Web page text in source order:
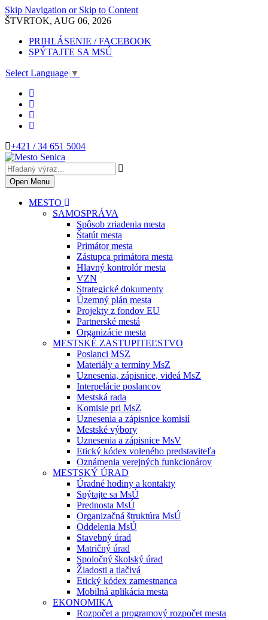
Skip Navigation or Skip to Content
ŠTVRTOK, AUG 06, 2026
PRIHLÁSENIE / FACEBOOK
SPÝTAJTE SA MSÚ
Select Language ▼
+421 / 34 651 5004
Open Menu
MESTO
SAMOSPRÁVA
Spôsob zriadenia mesta
Štatút mesta
Primátor mesta
Zástupca primátora mesta
Hlavný kontrolór mesta
VZN
Strategické dokumenty
Územný plán mesta
Projekty z fondov EU
Partnerské mestá
Organizácie mesta
MESTSKÉ ZASTUPITEĽSTVO
Poslanci MSZ
Materiály a termíny MsZ
Uznesenia, zápisnice, videá MsZ
Interpelácie poslancov
Mestská rada
Komisie pri MsZ
Uznesenia a zápisnice komisií
Mestské výbory
Uznesenia a zápisnice MsV
Etický kódex voleného predstaviteľa
Oznámenia verejných funkcionárov
MESTSKÝ ÚRAD
Úradné hodiny a kontakty
Spýtajte sa MsÚ
Prednosta MsÚ
Organizačná štruktúra MsÚ
Oddelenia MsÚ
Stavebný úrad
Matričný úrad
Spoločný školský úrad
Žiadosti a tlačivá
Etický kódex zamestnanca
Mobilná aplikácia mesta
EKONOMIKA
Rozpočet a programový rozpočet mesta